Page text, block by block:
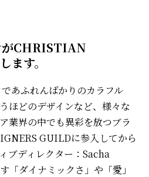
がCHRISTIAN
ます。
あふれんばかりのカラフル
ほどのデザインなど、様々な
業界の中でも異彩を放つブラ
GUILDに参入してから
ブディレクター：Sacha
ダイナミックさ」や「愛」